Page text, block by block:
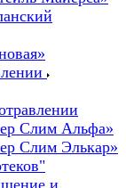
Слим Альфа»
Слим Элькар»
и